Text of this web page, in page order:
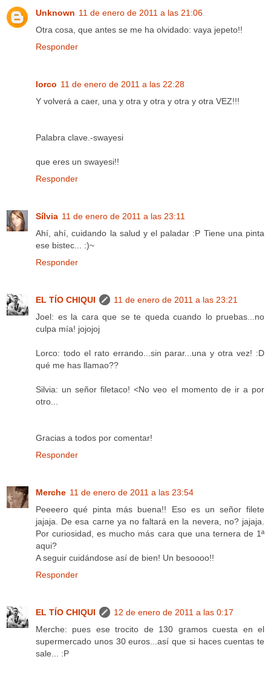
Unknown 11 de enero de 2011 a las 21:06
Otra cosa, que antes se me ha olvidado: vaya jepeto!!
Responder
lorco 11 de enero de 2011 a las 22:28
Y volverá a caer, una y otra y otra y otra y otra VEZ!!!
Palabra clave.-swayesi
que eres un swayesi!!
Responder
Sílvia 11 de enero de 2011 a las 23:11
Ahí, ahí, cuidando la salud y el paladar :P Tiene una pinta
ese bistec... :)~
Responder
EL TÍO CHIQUI
11 de enero de 2011 a las 23:21
Joel: es la cara que se te queda cuando lo pruebas...no
culpa mía! jojojoj
Lorco: todo el rato errando...sin parar...una y otra vez! :D
qué me has llamao??
Silvia: un señor filetaco! <No veo el momento de ir a por
otro...
Gracias a todos por comentar!
Responder
Merche 11 de enero de 2011 a las 23:54
Peeeero qué pinta más buena!! Eso es un señor filete
jajaja. De esa carne ya no faltará en la nevera, no? jajaja.
Por curiosidad, es mucho más cara que una ternera de 1ª
aqui?
A seguir cuidándose así de bien! Un besoooo!!
Responder
EL TÍO CHIQUI
12 de enero de 2011 a las 0:17
Merche: pues ese trocito de 130 gramos cuesta en el
supermercado unos 30 euros...así que si haces cuentas te
sale... :P